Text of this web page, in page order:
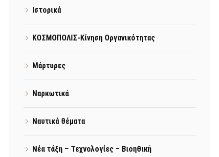
Ιστορικά
ΚΟΣΜΟΠΟΛΙΣ-Κίνηση Οργανικότητας
Μάρτυρες
Ναρκωτικά
Ναυτικά θέματα
Νέα τάξη – Τεχνολογίες – Βιοηθική